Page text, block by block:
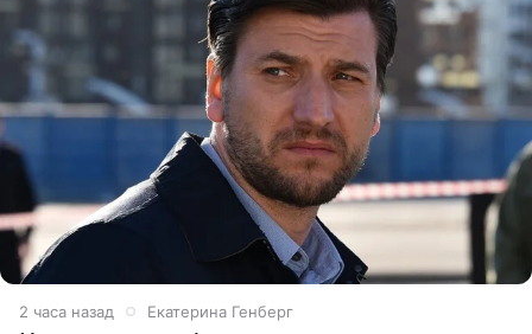
2 часа назад Екатерина Генберг